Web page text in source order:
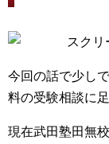
今回の話で少し
料の受験相談に
現在武田塾田無